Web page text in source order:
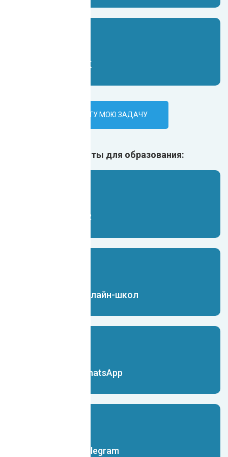
Чат-бот для VK
ПОРУЧИТЬ ИИ-БОТУ МОЮ ЗАДАЧУ
Ещё ИИ боты для образования:
Чат-бот для HR
Чат-бот для онлайн-школ
Чат-бот для WhatsApp
Чат-бот для Telegram